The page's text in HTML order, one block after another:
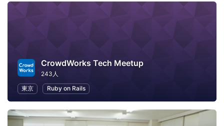
CrowdWorks Tech Meetup
243人
東京
Ruby on Rails